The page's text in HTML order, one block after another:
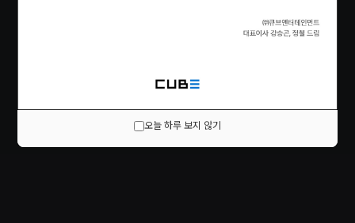
오늘 하루 보지 않기